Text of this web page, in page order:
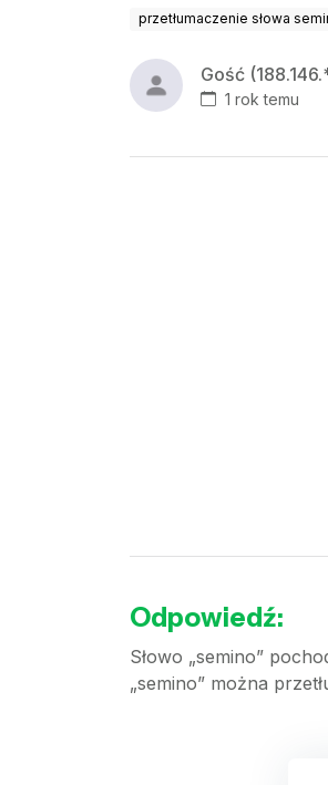
przetłumaczenie słowa
Gość
1 rok temu
Odpowiedź:
Słowo „semino”
„semino” można